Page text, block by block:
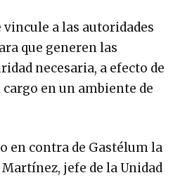
a las autoridades
que generen las
necesaria, a efecto de
en un ambiente de
en contra de Gastélum la
jefe de la Unidad